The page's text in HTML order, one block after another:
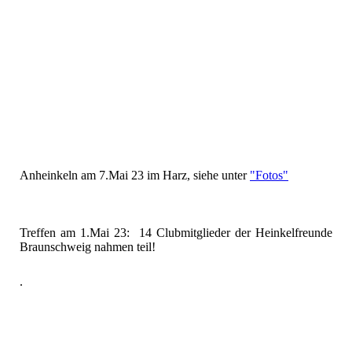
Anheinkeln am 7.Mai 23 im Harz, siehe unter "Fotos"
Treffen am 1.Mai 23: 14 Clubmitglieder der Heinkelfreunde
Braunschweig nahmen teil!
.